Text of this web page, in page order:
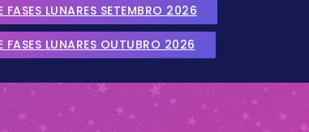
FASES LUNARES SETEMBRO 2026
FASES LUNARES OUTUBRO 2026